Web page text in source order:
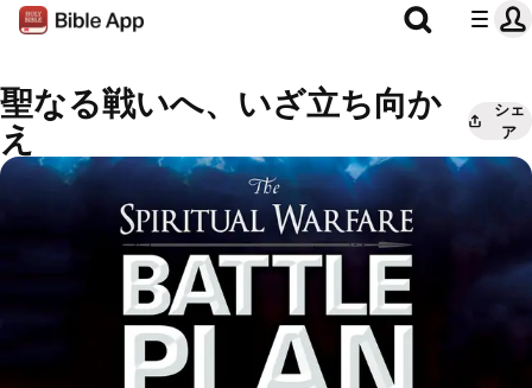
聖なる戦いへ、いざ立ち向か
え
シェ
ア